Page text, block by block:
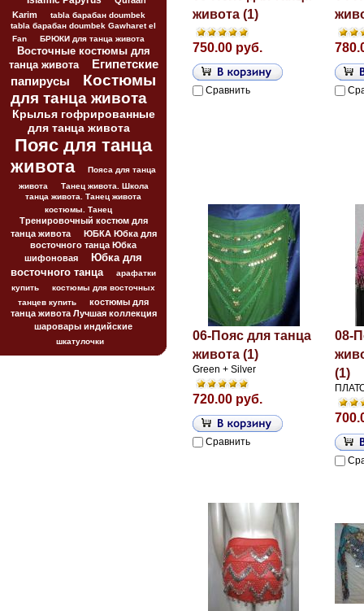
Karim
tabla барабан doumbek
tabla барабан doumbek Gawharet el
Fan
БРЮКИ для танца живота
Восточные костюмы для
танца живота
Египетские
папирусы
Костюмы
для танца живота
Крылья гофрированные
для танца живота
Пояс для танца
живота
Пояса для танца
живота
Танец живота. Школа
танца живота. Танец живота
костюмы. Танец
Тренировочный костюм для
танца живота
ЮБКА Юбка для
восточного танца Юбка
шифоновая
Юбка для
восточного танца
арафатки
купить
костюмы для восточных
танцев купить
костюмы для
танца живота Лучшая коллекция
шаровары индийские
шкатулочки
живота (1)
750.00 руб.
Сравнить
06-Пояс для танца
живота (1)
Green + Silver
720.00 руб.
Сравнить
08-
(1)